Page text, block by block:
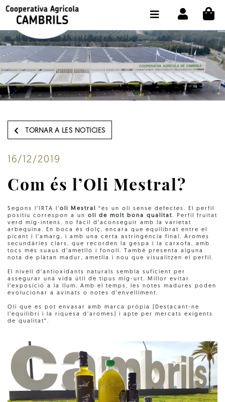
TORNAR A LES NOTICIES
16/12/2019
Com és l’Oli Mestral?
Segons l’IRTA l’oli Mestral
“és un oli sense defectes. El perfil
positiu correspon a un oli de molt bona qualitat. Perfil fruitat
verd mig-intens, no fàcil d’aconseguir amb la varietat
arbequina. En boca és dolç, encara que equilibrat entre el
picant i l’amarg, i amb una certa astringència final. Aromes
secundàries clars, que recorden la gespa i la carxofa, amb
tocs més suaus d’ametlló i fonoll. També presenta alguna
nota de plàtan madur, ametlla i nou que visualitzen el perfil.
El nivell d’antioxidants naturals sembla suficient per
assegurar una vida útil de tipus mig-urt. Millor evitar
l’exposició a la llum. Amb el temps, les notes madures poden
evolucionar a avinats o notes d’envelliment.
Oli que es pot envasar amb marca pròpia (Destacant-ne
l’equilibri i la riquesa d’aromes) i apte per mercats exigents
de qualitat”.
BOTIGA COMPRA ONLINE
LA COOPERATIVA
OLEOTOUR
PRODUCTES
EL NOSTRE OLI
SELECCIONAR IDIOMA: